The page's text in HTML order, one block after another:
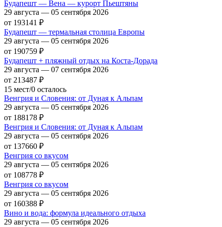
Будапешт — Вена — курорт Пьештяны
29 августа — 05 сентября 2026
от 193141 ₽
Будапешт — термальная столица Европы
29 августа — 05 сентября 2026
от 190759 ₽
Будапешт + пляжный отдых на Коста-Дорада
29 августа — 07 сентября 2026
от 213487 ₽
15 мест/0 осталось
Венгрия и Словения: от Дуная к Альпам
29 августа — 05 сентября 2026
от 188178 ₽
Венгрия и Словения: от Дуная к Альпам
29 августа — 05 сентября 2026
от 137660 ₽
Венгрия со вкусом
29 августа — 05 сентября 2026
от 108778 ₽
Венгрия со вкусом
29 августа — 05 сентября 2026
от 160388 ₽
Вино и вода: формула идеального отдыха
29 августа — 05 сентября 2026